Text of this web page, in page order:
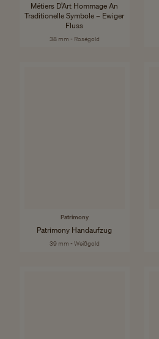
Métiers D’Art Hommage An
Traditionelle Symbole – Ewiger
Fluss
38 mm - Roségold
Patrimony
Patrimony Handaufzug
39 mm - Weißgold